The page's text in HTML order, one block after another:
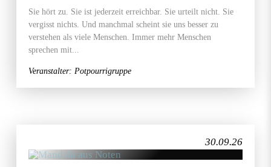
Sie hört zu. Sie ist jederzeit erreichbar. Sie urteilt nicht. Sie
vergisst nichts. Und manchmal scheint sie uns besser zu
verstehen als viele Menschen. Immer mehr Menschen
sprechen mit...
Veranstalter: Potpourrigruppe
30.09.26